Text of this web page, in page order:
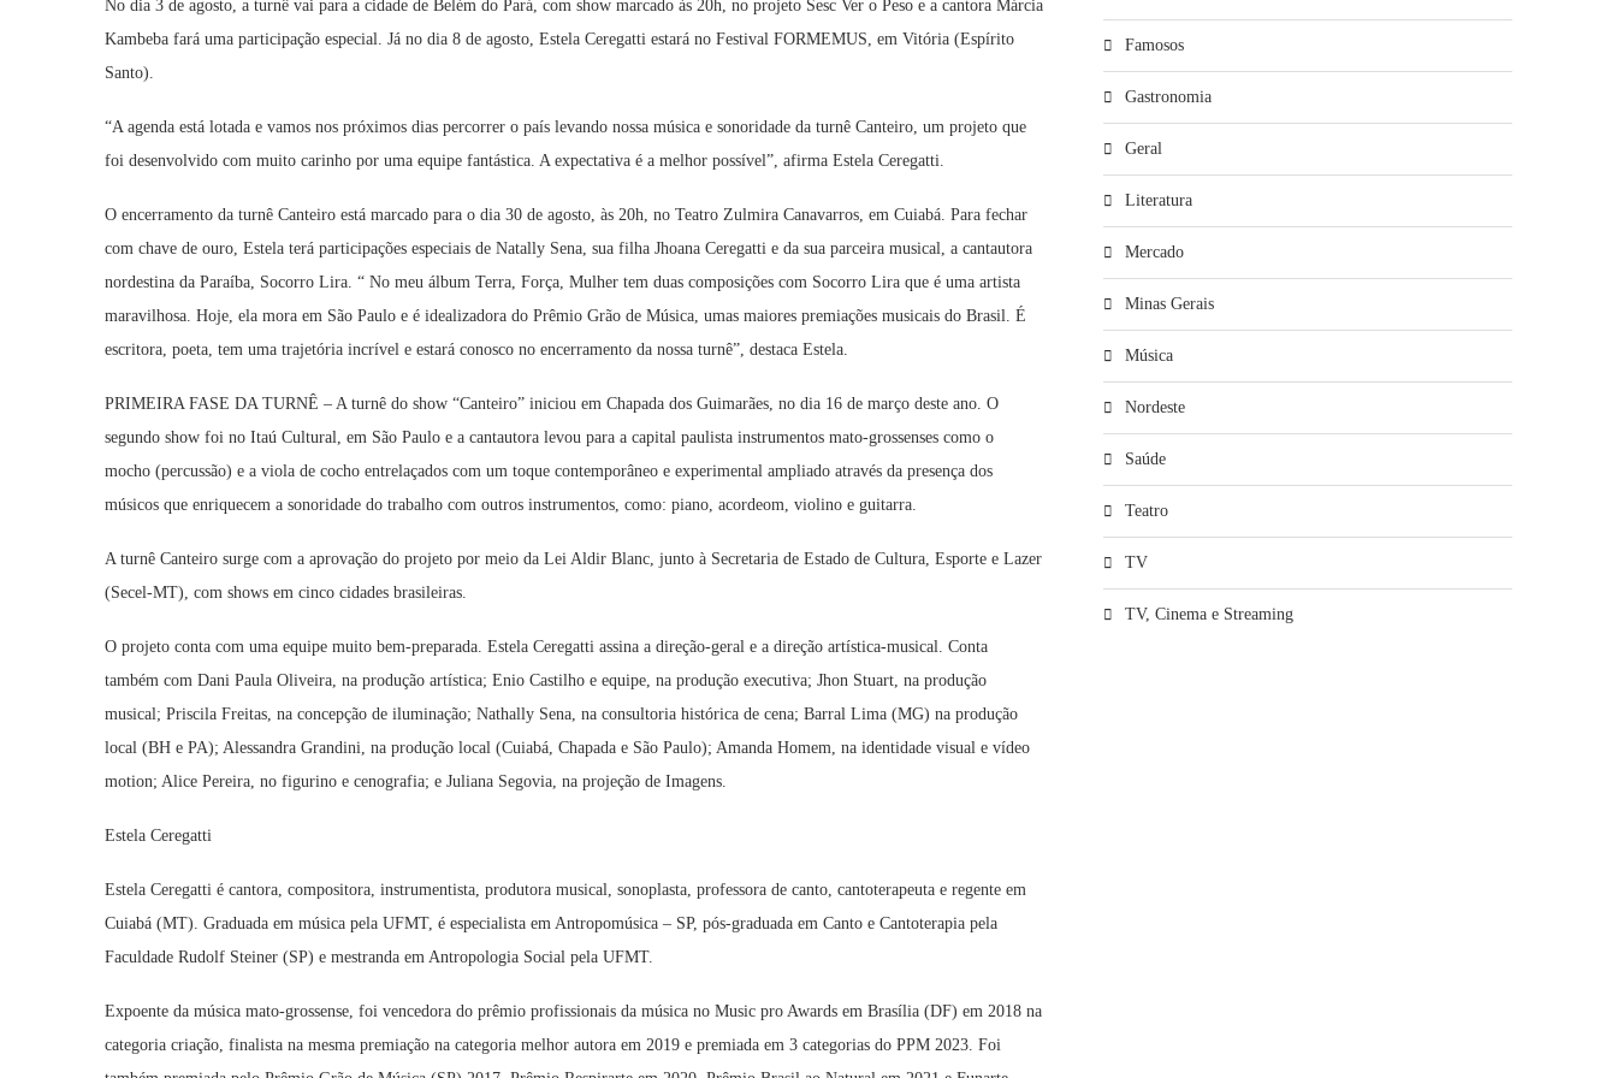
No dia 3 de agosto, a turnê vai para a cidade de Belém do Pará, com show marcado às 20h, no projeto Sesc Ver o Peso e a cantora Márcia
Kambeba fará uma participação especial. Já no dia 8 de agosto, Estela Ceregatti estará no Festival FORMEMUS, em Vitória (Espírito
Santo).
“A agenda está lotada e vamos nos próximos dias percorrer o país levando nossa música e sonoridade da turnê Canteiro, um projeto que
foi desenvolvido com muito carinho por uma equipe fantástica. A expectativa é a melhor possível”, afirma Estela Ceregatti.
O encerramento da turnê Canteiro está marcado para o dia 30 de agosto, às 20h, no Teatro Zulmira Canavarros, em Cuiabá. Para fechar
com chave de ouro, Estela terá participações especiais de Natally Sena, sua filha Jhoana Ceregatti e da sua parceira musical, a cantautora
nordestina da Paraíba, Socorro Lira. “ No meu álbum Terra, Força, Mulher tem duas composições com Socorro Lira que é uma artista
maravilhosa. Hoje, ela mora em São Paulo e é idealizadora do Prêmio Grão de Música, umas maiores premiações musicais do Brasil. É
escritora, poeta, tem uma trajetória incrível e estará conosco no encerramento da nossa turnê”, destaca Estela.
PRIMEIRA FASE DA TURNÊ – A turnê do show “Canteiro” iniciou em Chapada dos Guimarães, no dia 16 de março deste ano. O
segundo show foi no Itaú Cultural, em São Paulo e a cantautora levou para a capital paulista instrumentos mato-grossenses como o
mocho (percussão) e a viola de cocho entrelaçados com um toque contemporâneo e experimental ampliado através da presença dos
músicos que enriquecem a sonoridade do trabalho com outros instrumentos, como: piano, acordeom, violino e guitarra.
A turnê Canteiro surge com a aprovação do projeto por meio da Lei Aldir Blanc, junto à Secretaria de Estado de Cultura, Esporte e Lazer
(Secel-MT), com shows em cinco cidades brasileiras.
O projeto conta com uma equipe muito bem-preparada. Estela Ceregatti assina a direção-geral e a direção artística-musical. Conta
também com Dani Paula Oliveira, na produção artística; Enio Castilho e equipe, na produção executiva; Jhon Stuart, na produção
musical; Priscila Freitas, na concepção de iluminação; Nathally Sena, na consultoria histórica de cena; Barral Lima (MG) na produção
local (BH e PA); Alessandra Grandini, na produção local (Cuiabá, Chapada e São Paulo); Amanda Homem, na identidade visual e vídeo
motion; Alice Pereira, no figurino e cenografia; e Juliana Segovia, na projeção de Imagens.
Estela Ceregatti
Estela Ceregatti é cantora, compositora, instrumentista, produtora musical, sonoplasta, professora de canto, cantoterapeuta e regente em
Cuiabá (MT). Graduada em música pela UFMT, é especialista em Antropomúsica – SP, pós-graduada em Canto e Cantoterapia pela
Faculdade Rudolf Steiner (SP) e mestranda em Antropologia Social pela UFMT.
Expoente da música mato-grossense, foi vencedora do prêmio profissionais da música no Music pro Awards em Brasília (DF) em 2018 na
categoria criação, finalista na mesma premiação na categoria melhor autora em 2019 e premiada em 3 categorias do PPM 2023. Foi
Famosos
Gastronomia
Geral
Literatura
Mercado
Minas Gerais
Música
Nordeste
Saúde
Teatro
TV
TV, Cinema e Streaming